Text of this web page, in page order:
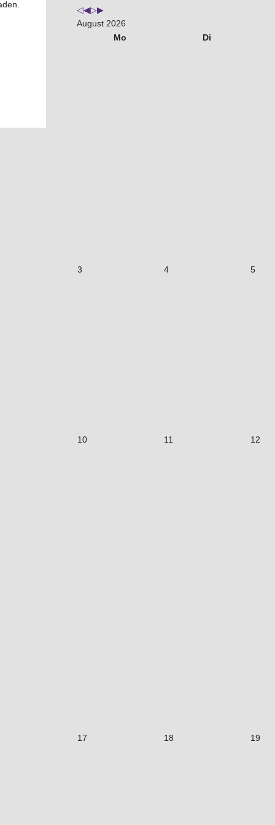
August 2026
Mo
Di
3 4 5
10 11 12
17 18 19